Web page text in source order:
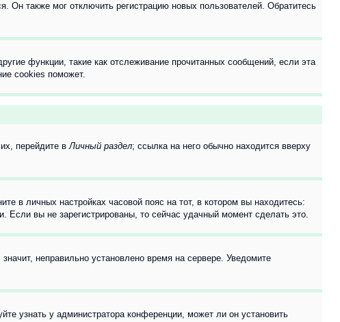
Он также мог отключить регистрацию новых пользователей. Обратитесь
функции, такие как отслеживание прочитанных сообщений, если эта
cookies поможет.
перейдите вЛичный раздел; ссылка на него обычно находится вверху
в личных настройках часовой пояс на тот, в котором вы находитесь:
Если вы не зарегистрированы, то сейчас удачный момент сделать это.
неправильно установлено время на сервере. Уведомите
узнать у администратора конференции, может ли он установить